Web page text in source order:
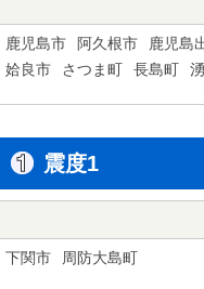
鹿児島市 阿久根市 鹿児島
姶良市
さつま町 長島町
震度1
下関市 周防大島町